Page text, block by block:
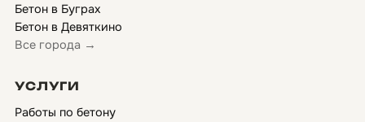
Бетон в Буграх
Бетон в Девяткино
Все города →
УСЛУГИ
Работы по бетону